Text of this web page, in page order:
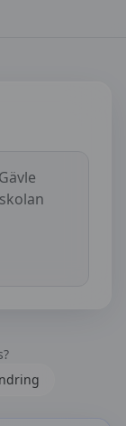
Gävle